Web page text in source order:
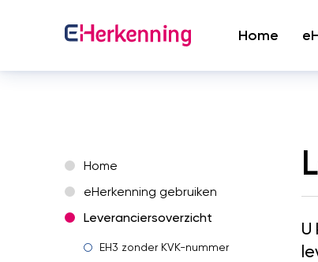
Home
Home
eHerkenning gebruiken
Leveranciersoverzicht
EH3 zonder KVK-nummer
U